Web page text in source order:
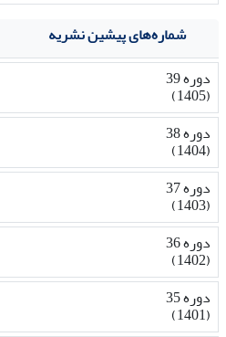
شماره‌های پیشین نشریه
دوره 39
(1405)
دوره 38
(1404)
دوره 37
(1403)
دوره 36
(1402)
دوره 35
(1401)